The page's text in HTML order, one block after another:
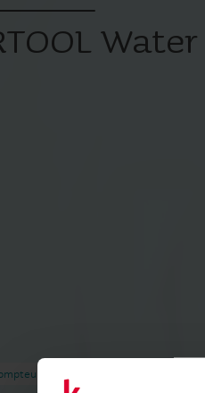
Water